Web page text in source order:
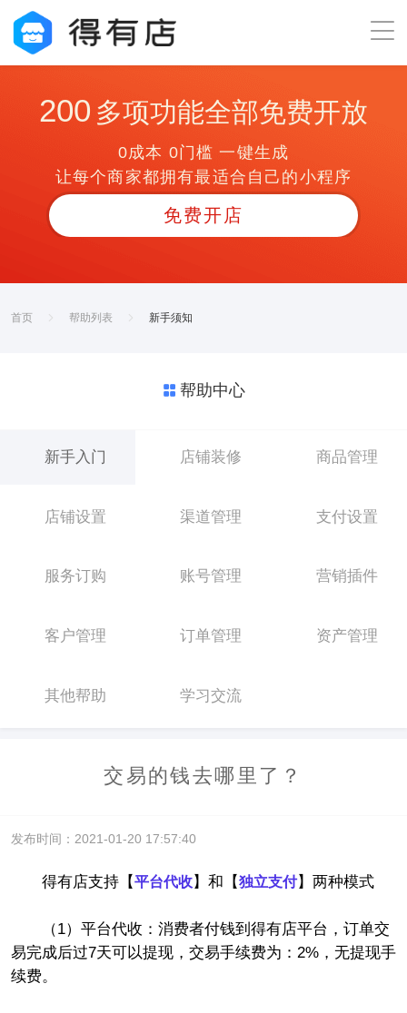
200 多项功能全部免费开放
0成本 0门槛 一键生成
让每个商家都拥有最适合自己的小程序
免费开店
首页 帮助列表 新手须知
帮助中心
新手入门 店铺装修 商品管理
店铺设置 渠道管理 支付设置
服务订购 账号管理 营销插件
客户管理 订单管理 资产管理
其他帮助 学习交流
交易的钱去哪里了？
发布时间：2021-01-20 17:57:40
得有店支持【平台代收】和【独立支付】两种模式
（1）平台代收：消费者付钱到得有店平台，订单交
易完成后过7天可以提现，交易手续费为：2%，无提现手
续费。